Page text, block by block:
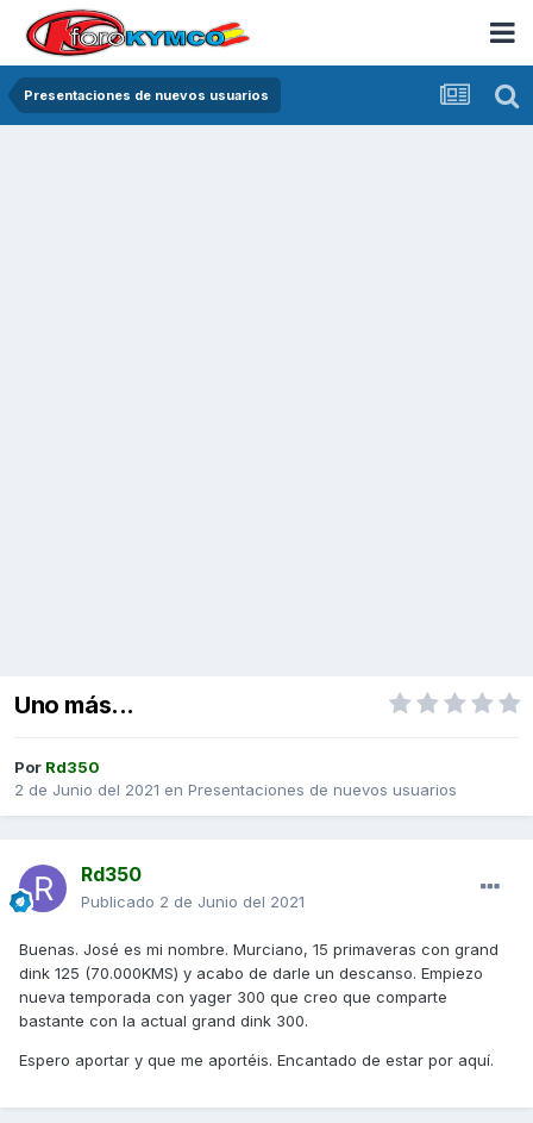
Presentaciones de nuevos usuarios
Uno más...
Por Rd350
2 de Junio del 2021 en Presentaciones de nuevos usuarios
Rd350
Publicado 2 de Junio del 2021
Buenas. José es mi nombre. Murciano, 15 primaveras con grand
dink 125 (70.000KMS) y acabo de darle un descanso. Empiezo
nueva temporada con yager 300 que creo que comparte
bastante con la actual grand dink 300.
Espero aportar y que me aportéis. Encantado de estar por aquí.